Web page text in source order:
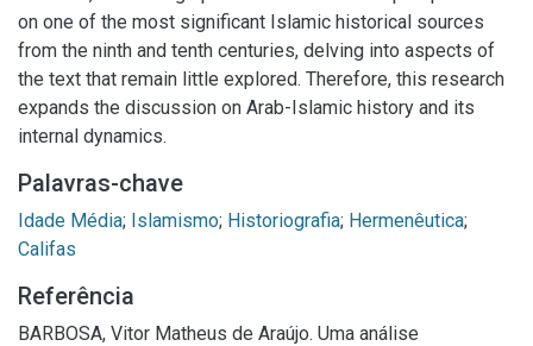
on one of the most significant Islamic historical sources
from the ninth and tenth centuries, delving into aspects of
the text that remain little explored. Therefore, this research
expands the discussion on Arab-Islamic history and its
internal dynamics.
Palavras-chave
Idade Média; Islamismo; Historiografia; Hermenêutica;
Califas
Referência
BARBOSA, Vitor Matheus de Araújo. Uma análise